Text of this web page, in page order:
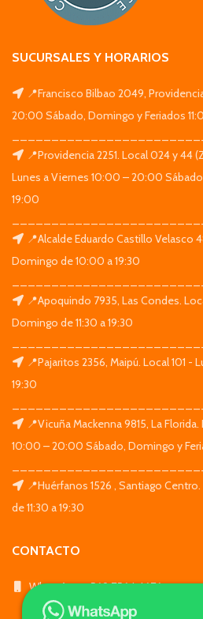
SUCURSALES Y HORARIOS
📍Francisco Bilbao 2049,
20:00 Sábado, Domingo y Feriados
📍Providencia 2251. Local 024 y 44
Lunes a Viernes 10:00 – 20:00
19:00
📍Alcalde Eduardo Castillo Velasco
Domingo de 10:00 a 19:30
📍Apoquindo 7935, Las Condes.
Domingo de 11:30 a 19:30
📍Pajaritos 2356, Maipú. Local 101 -
19:30
📍Vicuña Mackenna 9815, La
10:00 – 20:00 Sábado, Domingo y
📍Huérfanos 1526 , Santiago
de 11:30 a 19:30
CONTACTO
WhatsApp: +569 7564 4676